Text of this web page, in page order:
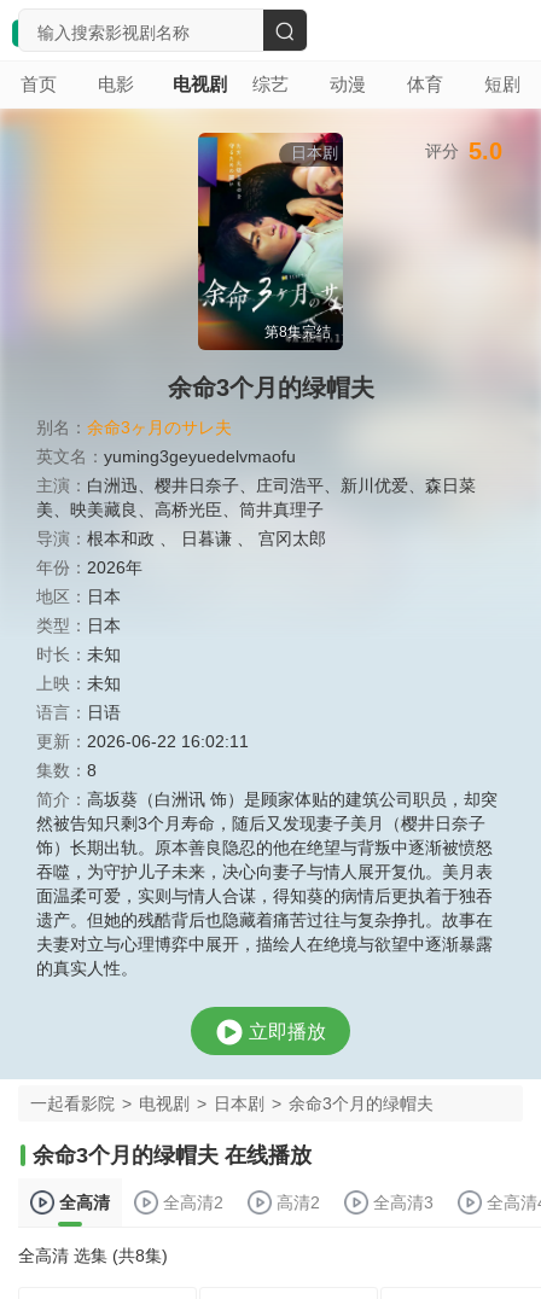
首页 电影 电视剧 综艺 动漫 体育 短剧
搜
索
日本剧
第8集完结
余命3个月的绿帽夫
别名： 余命3ヶ月のサレ夫
英文名： yuming3geyuedelvmaofu
主演： 白洲迅 樱井日奈子 庄司浩平 新川优爱
森日菜
美
映美藏良 高桥光臣
筒井真理子
导演： 根本和政 日暮谦
宫冈太郎
年份： 2026年
地区： 日本
类型： 日本
时长： 未知
上映： 未知
语言： 日语
更新： 2026-06-22 16:02:11
集数： 8
简介： 高坂葵（白洲讯 饰）是顾家体贴的建筑公司职员，却突
然被告知只剩3个月寿命，随后又发现妻子美月（樱井日奈子
饰）长期出轨。原本善良隐忍的他在绝望与背叛中逐渐被愤怒
吞噬，为守护儿子未来，决心向妻子与情人展开复仇。美月表
面温柔可爱，实则与情人合谋，得知葵的病情后更执着于独吞
遗产。但她的残酷背后也隐藏着痛苦过往与复杂挣扎。故事在
夫妻对立与心理博弈中展开，描绘人在绝境与欲望中逐渐暴露
的真实人性。
评分 5.0
立即播放
一起看影院 > 电视剧 > 日本剧 > 余命3个月的绿帽夫
余命3个月的绿帽夫 在线播放
全高清 全高清2 高清2 全高清3 全高清
全高清 选集 (共8集)